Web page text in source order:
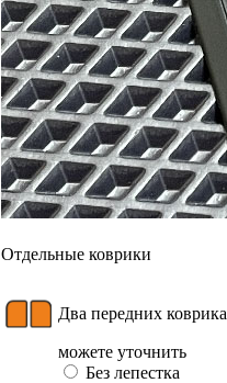
Отдельные коврики
Два передних коврика
можете уточнить
Без лепестка